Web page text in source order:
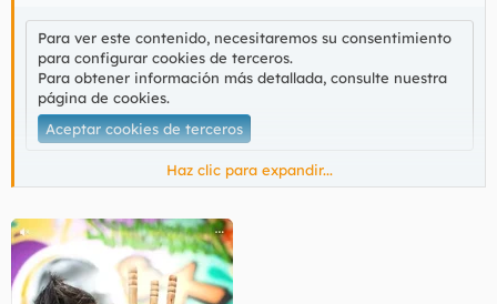
Para ver este contenido, necesitaremos su consentimiento
para configurar cookies de terceros.
Para obtener información más detallada, consulte nuestra
página de cookies.
Aceptar cookies de terceros
Haz clic para expandir...